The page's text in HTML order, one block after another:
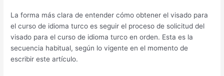
La forma más clara de entender cómo obtener el visado para
el curso de idioma turco es seguir el proceso de solicitud del
visado para el curso de idioma turco en orden. Esta es la
secuencia habitual, según lo vigente en el momento de
escribir este artículo.